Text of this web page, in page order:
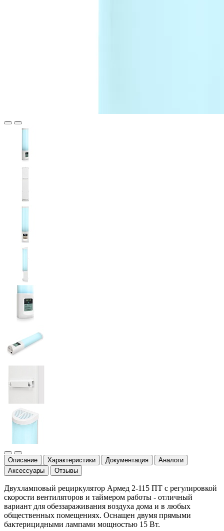
Описание Характеристики Документация
Аналоги
Аксессуары
Отзывы
Двухламповый рециркулятор Армед 2-115 ПТ с регулировкой
скорости вентиляторов и таймером работы - отличный
вариант для обеззараживания воздуха дома и в любых
общественных помещениях. Оснащен двумя прямыми
бактерицидными лампами мощностью 15 Вт.